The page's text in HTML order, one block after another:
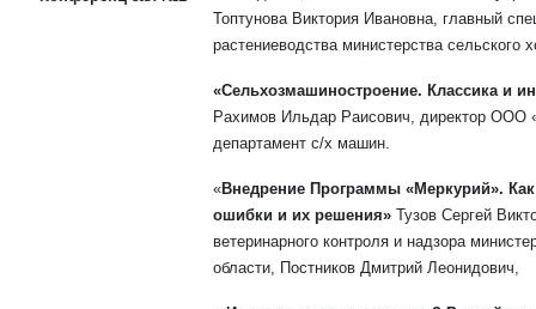
Топтунова Виктория Ивановна, главный
растениеводства министерства сельского
«Сельхозмашиностроение. Классика и
Рахимов Ильдар Раисович, директор ООО
департамент с/х машин.
«Внедрение Программы «Меркурий».
ошибки и их решения» Тузов Сергей
ветеринарного контроля и надзора
области, Постников Дмитрий Леонидович,